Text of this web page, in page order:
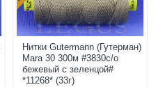
Нитки Gutermann (Гутерман)
Mara 30 300м #3830с/о
бежевый с зеленцой#
*11268* (33г)